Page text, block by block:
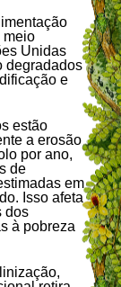
meio
Unidas
degradados
e
estão
a erosão
por ano,
de
em
Isso afeta
dos
à pobreza